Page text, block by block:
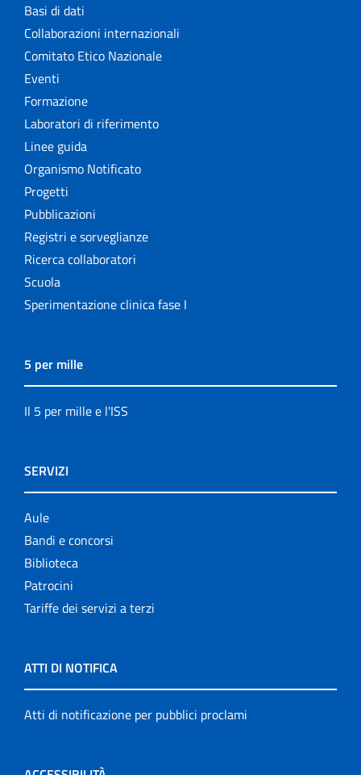
Basi di dati
Collaborazioni internazionali
Comitato Etico Nazionale
Eventi
Formazione
Laboratori di riferimento
Linee guida
Organismo Notificato
Progetti
Pubblicazioni
Registri e sorveglianze
Ricerca collaboratori
Scuola
Sperimentazione clinica fase I
5 per mille
Il 5 per mille e l'ISS
SERVIZI
Aule
Bandi e concorsi
Biblioteca
Patrocini
Tariffe dei servizi a terzi
ATTI DI NOTIFICA
Atti di notificazione per pubblici proclami